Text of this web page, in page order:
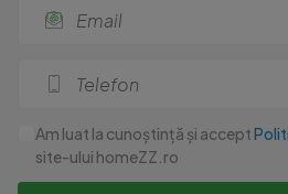
Am luat la cunoștință și accept
site-ului homeZZ.ro